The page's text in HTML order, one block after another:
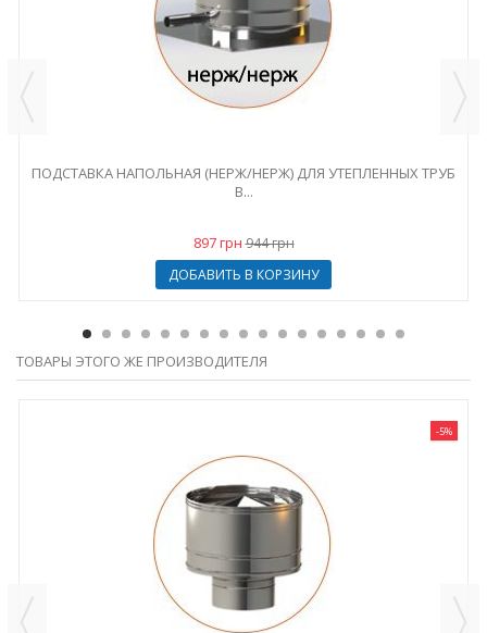
ПОДСТАВКА НАПОЛЬНАЯ (НЕРЖ/НЕРЖ) ДЛЯ УТЕПЛЕННЫХ ТРУБ
В...
897 грн944 грн
ДОБАВИТЬ В КОРЗИНУ
ТОВАРЫ ЭТОГО ЖЕ ПРОИЗВОДИТЕЛЯ
-5%